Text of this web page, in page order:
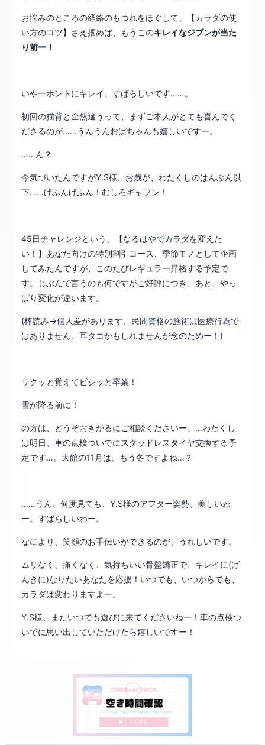
お悩みのところの経絡のもつれをほぐして、【カラダの使
い方のコツ】さえ掴めば、もうこのキレイなジブンが当た
り前ー！
いやーホントにキレイ、すばらしいです……。
初回の猫背と全然違うって、まずご本人がとても喜んでく
ださるのが……うんうんおばちゃんも嬉しいですー。
……ん？
今気づいたんですがY.S様、お歳が、わたくしのはんぶん以
下……げふんげふん！むしろギャフン！
45日チャレンジという、【なるはやでカラダを変えた
い！】あなた向けの特別割引コース、季節モノとして企画
してみたんですが、このたびレギュラー昇格する予定で
す。じぶんで言うのも何ですがご好評につき、あと、やっ
ぱり変化が違います。
(棒読み→個人差があります、民間資格の施術は医療行為で
はありません、耳タコかもしれませんが念のためー！)
サクッと覚えてビシッと卒業！
雪が降る前に！
の方は、どうぞおきがるにご相談くださいー。…わたくし
は明日、車の点検ついでにスタッドレスタイヤ交換する予
定です…。大館の11月は、もう冬ですよね…？
……うん、何度見ても、Y.S様のアフター姿勢、美しいわ
ー。すばらしいわー。
なにより、笑顔のお手伝いができるのが、うれしいです。
ムリなく、痛くなく、気持ちいい骨盤矯正で、キレイに(げ
んきに)なりたいあなたを応援！いつでも、いつからでも、
カラダは変わりますよー。
Y.S様、またいつでも遊びに来てくださいねー！車の点検つ
いでに思い出していただけたら嬉しいですー！